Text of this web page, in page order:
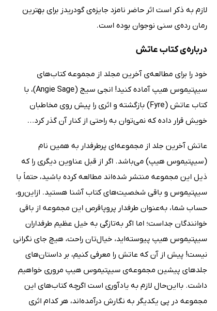
لازم به ذکر است اثر حاضر نامزد جایزه‌ی گودریدز برای بهترین
رمان رده‌ی سنی نوجوان بوده است.
درباره‌‌ی کتاب عاتش
خود را برای مطالعه‌ی آخرین مجلد از مجموعه‌ کتاب‌های
سیپتیموس هیپ آماده کنید! انجی سیج (Angie Sage)، با
کتاب عاتش (Fyre) بازگشته و اثری را پیش روی مخاطبان
خویش قرار داده که نمی‌توان به راحتی از کنار آن گذر کرد...
عاتش آخرین جلد از مجموعه‌ای پرطرفدار به همین نام
(سیپتیموس هیپ) می‌باشد. اگر از قبل عناوین دیگری را که
ذیل این مجموعه منتشر شده‌اند مطالعه کرده باشید، حتماً با
سیپتیموس و باقی شخصیت‌های کتاب آشنا هستید. ازاین‌رو،
حساب شما، به‌عنوان طرفدار پروپاقرص این مجموعه از باقی
خوانندگان جداست؛ اما اگر به‌تازگی به خیل عظیم طرفداران
سیپتیموس هیپ پیوسته‌اید، خیال‌تان راحت، هیچ جای نگرانی
نیست! پیش از آن که عاتش را معرفی کنیم، بر داستان‌های
جلدهای پیشین مجموعه‌ی سیپتیموس هیپ مروری خواهیم
داشت. بااین‌حال لازم به یادآوری است اگرچه کتاب‌های این
مجموعه در پی یکدیگر به نگارش درآمده‌اند، هر کدام اثری